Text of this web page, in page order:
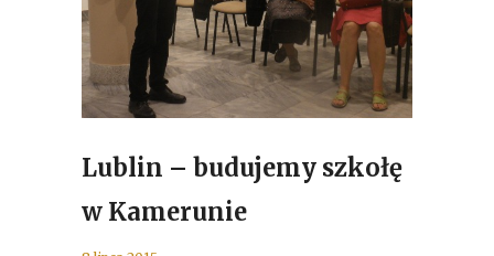
Lublin – budujemy szkołę
w Kamerunie